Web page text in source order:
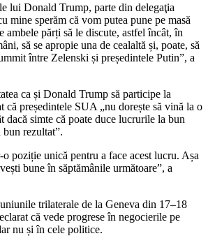
lui Donald Trump, parte din delegaţia
mine sperăm că vom putea pune pe masă
ambele părți să le discute, astfel încât, în
să se apropie una de cealaltă și, poate, să
între Zelenski și președintele Putin”, a
ca și Donald Trump să participe la
că președintele SUA „nu dorește să vină la o
dacă simte că poate duce lucrurile la bun
rezultat”.
poziție unică pentru a face acest lucru. Așa
bune în săptămânile următoare”, a
trilaterale de la Geneva din 17–18
că vede progrese în negocierile pe
nu și în cele politice.